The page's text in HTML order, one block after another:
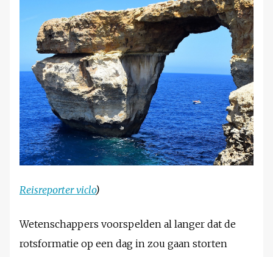
Reisreporter viclo)
Wetenschappers voorspelden al langer dat de
rotsformatie op een dag in zou gaan storten